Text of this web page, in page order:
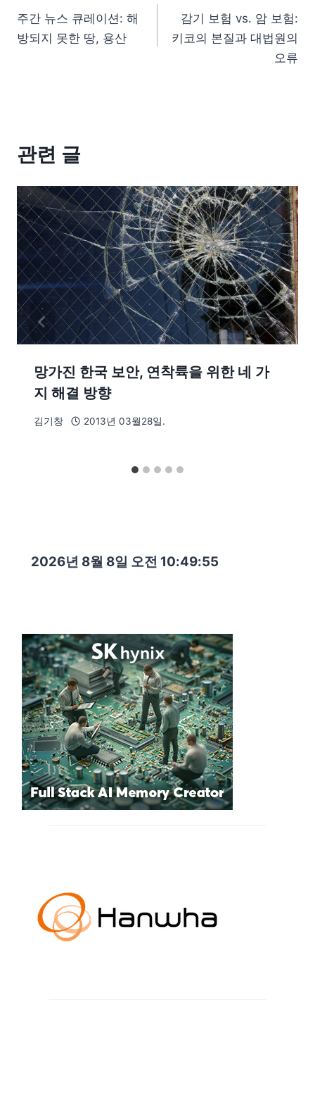
주간 뉴스 큐레이션: 해
방되지 못한 땅, 용산
감기 보험 vs. 암 보험:
키코의 본질과 대법원의
오류
관련 글
망가진 한국 보안, 연착륙을 위한 네 가
지 해결 방향
김기창 2013년 03월28일.
2026년 8월 8일 오전 10:49:57